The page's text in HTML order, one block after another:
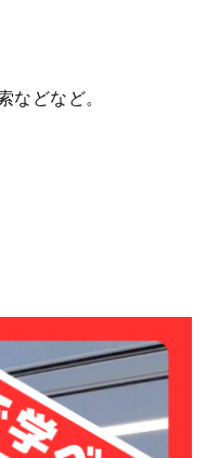
どなど。